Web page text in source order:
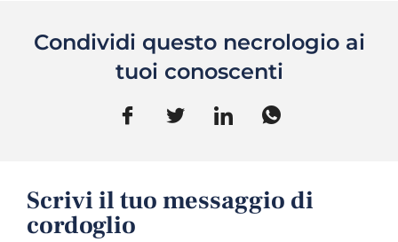
Condividi questo necrologio ai
tuoi conoscenti
Scrivi il tuo messaggio di
cordoglio